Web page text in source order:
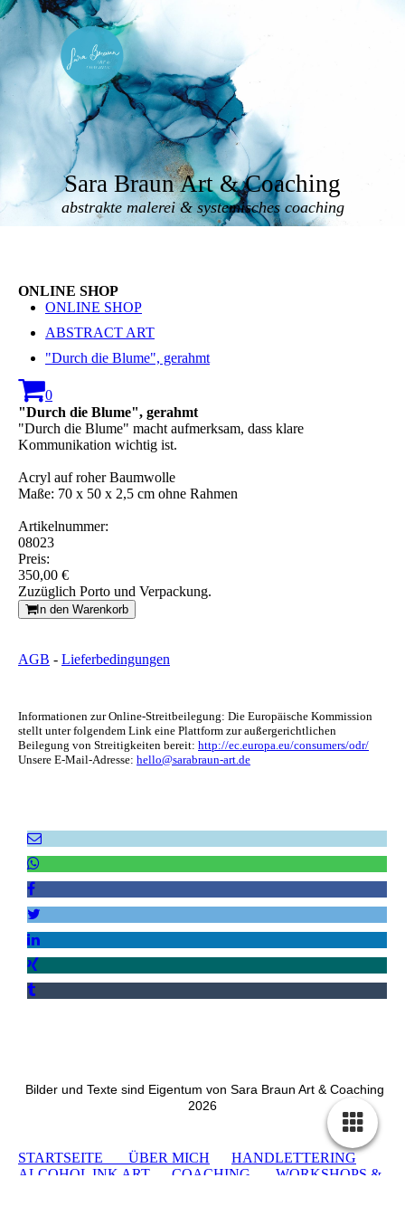
Sara Braun Art & Coaching
abstrakte malerei & systemisches coaching
ONLINE SHOP
ONLINE SHOP
ABSTRACT ART
"Durch die Blume", gerahmt
0
"Durch die Blume", gerahmt
"Durch die Blume" macht aufmerksam, dass klare
Kommunikation wichtig ist.
Acryl auf roher Baumwolle
Maße: 70 x 50 x 2,5 cm ohne Rahmen
Artikelnummer:
08023
Preis:
350,00 €
Zuzüglich Porto und Verpackung.
In den Warenkorb
AGB - Lieferbedingungen
Informationen zur Online-Streitbeilegung: Die Europäische Kommission
stellt unter folgendem Link eine Plattform zur außergerichtlichen
Beilegung von Streitigkeiten bereit: http://ec.europa.eu/consumers/odr/
Unsere E-Mail-Adresse: hello@sarabraun-art.de
Bilder und Texte sind Eigentum von Sara Braun Art & Coaching
2026
STARTSEITE ÜBER MICH
HANDLETTERING
ALCOHOL INK ART
COACHING
WORKSHOPS &